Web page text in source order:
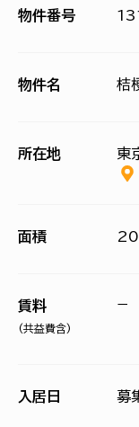
物件番号
物件名 桔
所在地
東
面積
賃料
(共益費含)
−
入居日 募